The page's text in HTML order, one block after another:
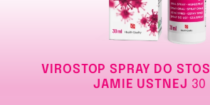
VIROSTOP SPRAY DO
JAMIE USTNEJ 30